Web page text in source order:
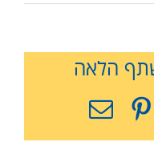
הלאה
Pinterest
כתובת